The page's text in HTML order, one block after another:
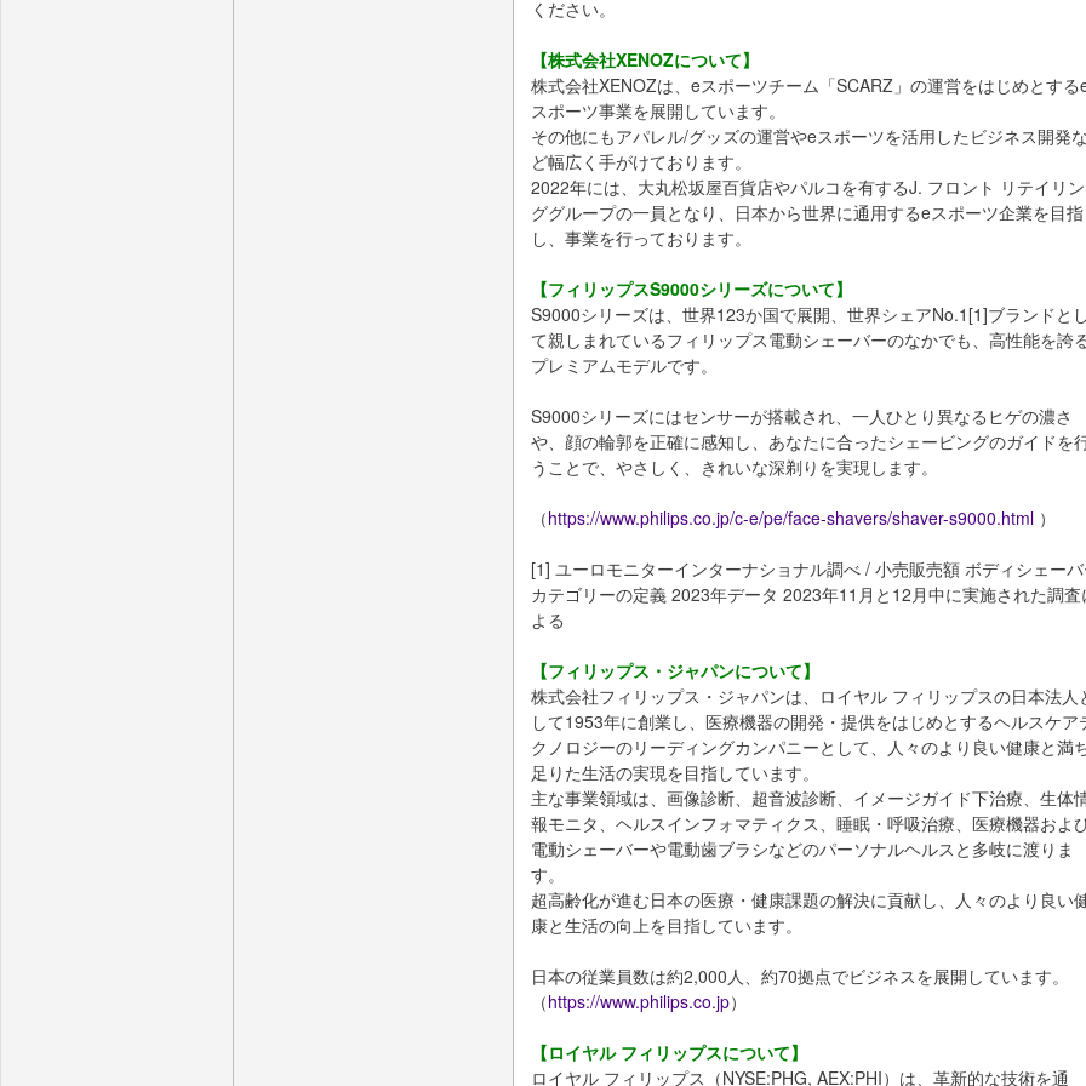
ください。
【株式会社XENOZについて】
株式会社XENOZは、eスポーツチーム「SCARZ」の運営をはじめとする
スポーツ事業を展開しています。
その他にもアパレル/グッズの運営やeスポーツを活用したビジネス開発な
ど幅広く手がけております。
2022年には、大丸松坂屋百貨店やパルコを有するJ. フロント リテイリン
ググループの一員となり、日本から世界に通用するeスポーツ企業を目指
し、事業を行っております。
【フィリップスS9000シリーズについて】
S9000シリーズは、世界123か国で展開、世界シェアNo.1[1]ブランドとし
て親しまれているフィリップス電動シェーバーのなかでも、高性能を誇
プレミアムモデルです。
S9000シリーズにはセンサーが搭載され、一人ひとり異なるヒゲの濃さ
や、顔の輪郭を正確に感知し、あなたに合ったシェービングのガイドを
うことで、やさしく、きれいな深剃りを実現します。
（https://www.philips.co.jp/c-e/pe/face-shavers/shaver-s9000.html ）
[1] ユーロモニターインターナショナル調べ / 小売販売額 ボディシェー
カテゴリーの定義 2023年データ 2023年11月と12月中に実施された調査
よる
【フィリップス・ジャパンについて】
株式会社フィリップス・ジャパンは、ロイヤル フィリップスの日本法人
して1953年に創業し、医療機器の開発・提供をはじめとするヘルスケア
クノロジーのリーディングカンパニーとして、人々のより良い健康と満
足りた生活の実現を目指しています。
主な事業領域は、画像診断、超音波診断、イメージガイド下治療、生体
報モニタ、ヘルスインフォマティクス、睡眠・呼吸治療、医療機器およ
電動シェーバーや電動歯ブラシなどのパーソナルヘルスと多岐に渡りま
す。
超高齢化が進む日本の医療・健康課題の解決に貢献し、人々のより良い
康と生活の向上を目指しています。
日本の従業員数は約2,000人、約70拠点でビジネスを展開しています。
（https://www.philips.co.jp）
【ロイヤル フィリップスについて】
ロイヤル フィリップス（NYSE:PHG, AEX:PHI）は、革新的な技術を通